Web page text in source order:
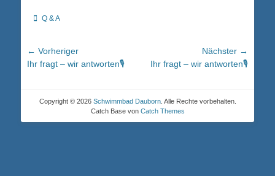
Kategorien
Q & A
Beitragsnavigation
← Vorheriger
Vorheriger
Ihr fragt – wir antworten🎙️
Nächster →
Nächster
Ihr fragt – wir antworten🎙️
Copyright © 2026 Schwimmbad Dauborn. Alle Rechte vorbehalten.
Catch Base von Catch Themes